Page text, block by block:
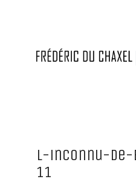
L-inconnu-
11